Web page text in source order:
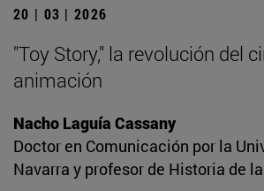
20 | 03 | 2026
"Toy Story," la revolución del
animación
Nacho Laguía Cassany
Doctor en Comunicación por la
Navarra y profesor de Historia de